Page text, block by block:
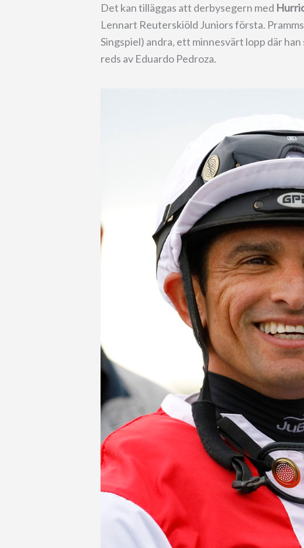
Det kan tilläggas att derbysegern med
Lennart Reuterskiöld Juniors första.
Singspiel) andra, ett minnesvärt lopp där
reds av Eduardo Pedroza.